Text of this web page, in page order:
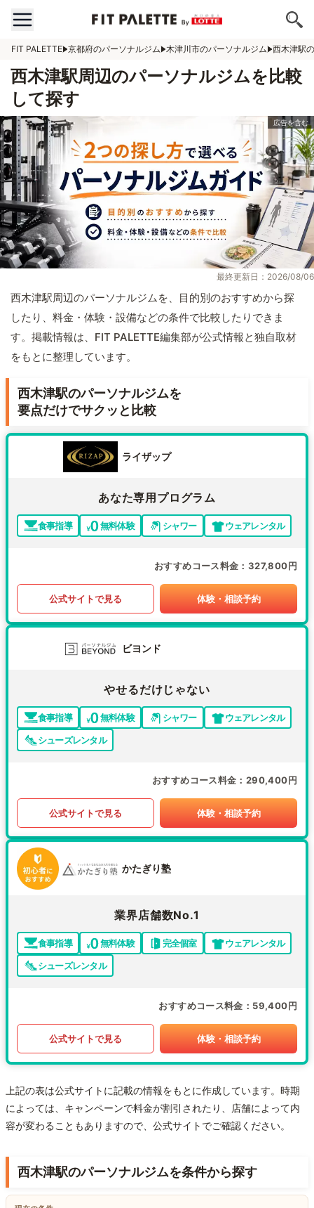
FIT PALETTE 京都府のパーソナルジム 木津川市のパーソナルジム 西木津駅
西木津駅周辺のパーソナルジムを比較
して探す
最終更新日：2026/08/06
西木津駅周辺のパーソナルジムを、目的別のおすすめから探
したり、料金・体験・設備などの条件で比較したりできま
す。掲載情報は、FIT PALETTE編集部が公式情報と独自取材
をもとに整理しています。
西木津駅のパーソナルジムを
要点だけでサクッと比較
ライザップ
あなた専用プログラム
食事指導 無料体験 シャワー ウェアレンタル
おすすめコース料金 327,800円
公式サイトで見る 体験・相談予約
ビヨンド
やせるだけじゃない
食事指導 無料体験 シャワー
ウェアレンタル
シューズレンタル
おすすめコース料金 290,400円
公式サイトで見る 体験・相談予約
かたぎり塾
業界店舗数No.1
食事指導 無料体験 完全個室
ウェアレンタル
シューズレンタル
おすすめコース料金 59,400円
公式サイトで見る 体験・相談予約
上記の表は公式サイトに記載の情報をもとに作成しています。時期
によっては、キャンペーンで料金が割引されたり、店舗によって内
容が変わることもありますので、公式サイトでご確認ください。
西木津駅のパーソナルジムを条件から探す